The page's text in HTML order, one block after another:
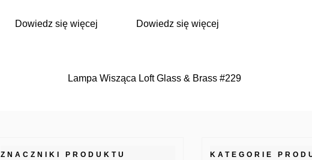
Dowiedz się więcej Dowiedz się więcej
Lampa Wisząca Loft Glass & Brass #229
ZNACZNIKI PRODUKTU KATEGORIE